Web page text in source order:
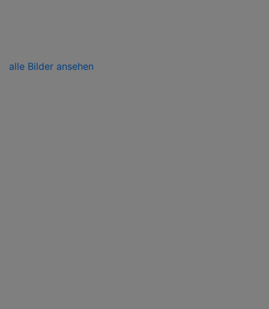
alle Bilder ansehen